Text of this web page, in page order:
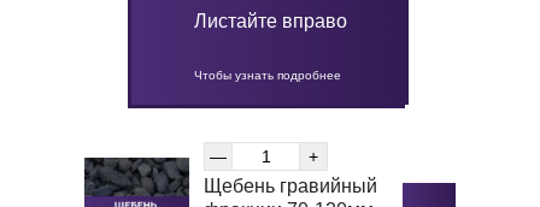
Листайте вправо
Чтобы узнать подробнее
— +
Щебень гравийный